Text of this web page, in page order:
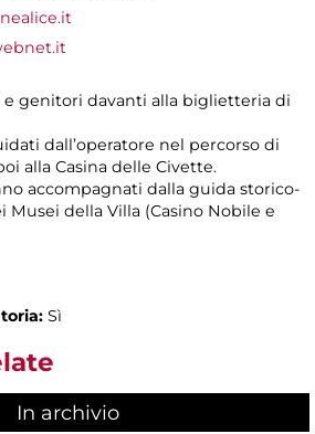
genitori davanti alla biglietteria di
dall’operatore nel percorso di
alla Casina delle Civette.
accompagnati dalla guida storico-
Musei della Villa (Casino Nobile e
Sì
In archivio